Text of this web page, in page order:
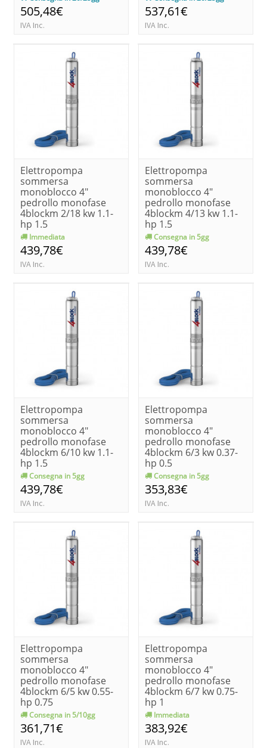
505,48€
IVA Inc.
537,61€
IVA Inc.
Elettropompa
sommersa
monoblocco 4"
pedrollo monofase
4blockm 2/18 kw 1.1-
hp 1.5
Immediata
439,78€
IVA Inc.
Elettropompa
sommersa
monoblocco 4"
pedrollo monofase
4blockm 4/13 kw 1.1-
hp 1.5
Consegna in 5gg
439,78€
IVA Inc.
Elettropompa
sommersa
monoblocco 4"
pedrollo monofase
4blockm 6/10 kw 1.1-
hp 1.5
Consegna in 5gg
439,78€
IVA Inc.
Elettropompa
sommersa
monoblocco 4"
pedrollo monofase
4blockm 6/3 kw 0.37-
hp 0.5
Consegna in 5gg
353,83€
IVA Inc.
Elettropompa
sommersa
monoblocco 4"
pedrollo monofase
4blockm 6/5 kw 0.55-
hp 0.75
Consegna in 5/10gg
361,71€
IVA Inc.
Elettropompa
sommersa
monoblocco 4"
pedrollo monofase
4blockm 6/7 kw 0.75-
hp 1
Immediata
383,92€
IVA Inc.